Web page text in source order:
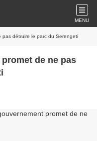
MENU
pas détruire le parc du Serengeti
de ne pas